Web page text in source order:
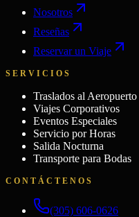
Nosotros
Reseñas
Reservar un Viaje
SERVICIOS
Traslados al Aeropuerto
Viajes Corporativos
Eventos Especiales
Servicio por Horas
Salida Nocturna
Transporte para Bodas
CONTÁCTENOS
(305) 606-0626